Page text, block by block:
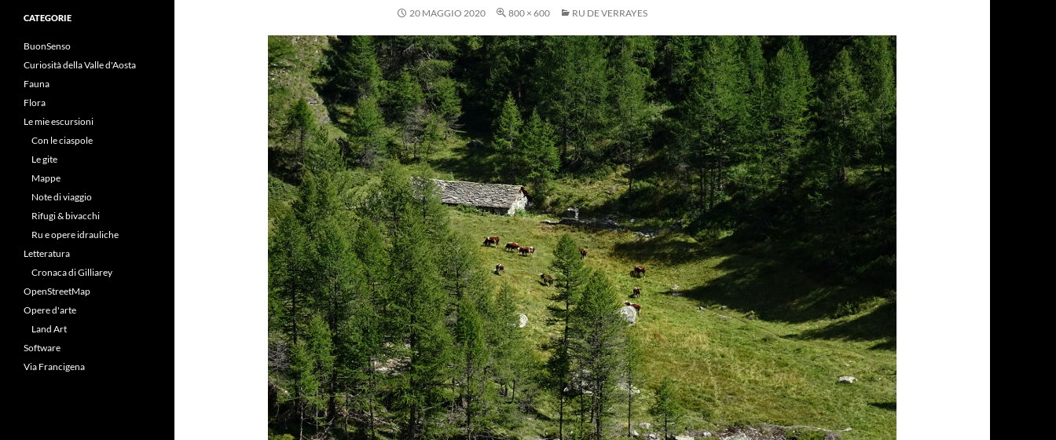
20 MAGGIO 2020 800 × 600 RU DE VERRAYES
CATEGORIE
BuonSenso
Curiosità della Valle d'Aosta
Fauna
Flora
Le mie escursioni
Con le ciaspole
Le gite
Mappe
Note di viaggio
Rifugi & bivacchi
Ru e opere idrauliche
Letteratura
Cronaca di Gilliarey
OpenStreetMap
Opere d'arte
Land Art
Software
Via Francigena